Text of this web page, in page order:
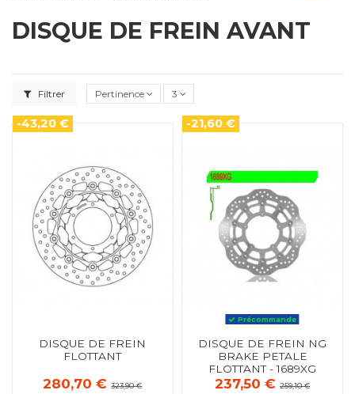
DISQUE DE FREIN AVANT
Filtrer Pertinence 3
-43,20 €
DISQUE DE FREIN
FLOTTANT
280,70 €323,90 €
-21,60 €
Précommande
DISQUE DE FREIN NG
BRAKE PETALE
FLOTTANT - 1689XG
237,50 €259,10 €